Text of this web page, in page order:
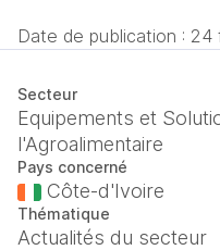
Date de publication : 24
Secteur
Equipements et
l'Agroalimentaire
Pays concerné
Côte-d'Ivoire
Thématique
Actualités du secteur